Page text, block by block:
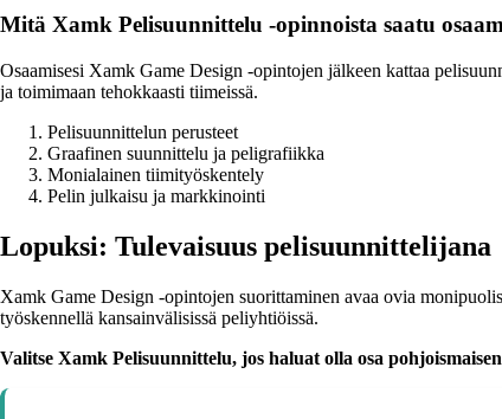
Mitä Xamk Pelisuunnittelu -opinnoista saatu
Osaamisesi Xamk Game Design -opintojen jälkeen kattaa
ja toimimaan tehokkaasti tiimeissä.
Pelisuunnittelun perusteet
Graafinen suunnittelu ja peligrafiikka
Monialainen tiimityöskentely
Pelin julkaisu ja markkinointi
Lopuksi: Tulevaisuus pelisuunnittelijana
Xamk Game Design -opintojen suorittaminen avaa ovia
työskennellä kansainvälisissä peliyhtiöissä.
Valitse Xamk Pelisuunnittelu, jos haluat olla osa